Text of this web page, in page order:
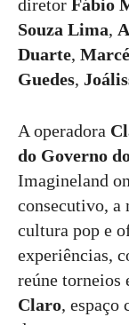
diretor Fábio
Souza Lima,
Duarte,
Guedes,
A operadora
do Governo
Imagineland
consecutivo, a
cultura pop e
experiências,
reúne torneios
Claro, espaço